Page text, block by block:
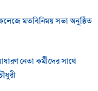
মতবিনিময় সভা অনুষ্ঠিত
নেতা কর্মীদের সাথে